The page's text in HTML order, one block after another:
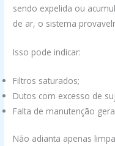
sendo expelida ou
de ar, o sistema
Isso pode indicar:
Filtros saturados;
Dutos com excesso de
Falta de manutenção
Não adianta apenas